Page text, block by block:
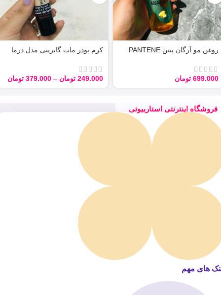
روغن مو آرگان پنتن PANTENE
699.000 تومان
کرم پودر مات گابرینی مدل درما
249.000 تومان –
379.000 تومان
فروشگاه اینترنتی استاربیوتی
های مهم